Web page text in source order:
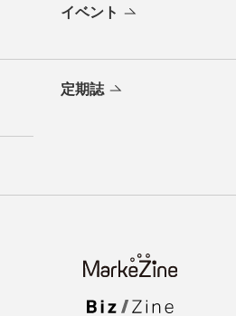
イベント
定期誌